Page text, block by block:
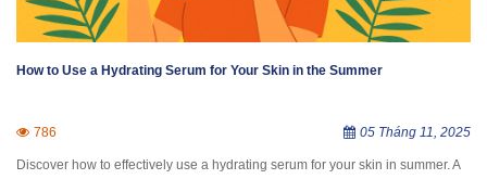
How to Use a Hydrating Serum for Your Skin in the Summer
786 05 Tháng 11, 2025
Discover how to effectively use a hydrating serum for your skin in summer. A